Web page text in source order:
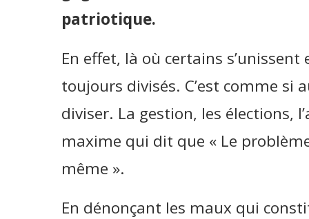
patriotique.
En effet, là où certains
toujours divisés. C’est comme
diviser. La gestion, les élections,
maxime qui dit que « Le
même ».
En dénonçant les maux qui